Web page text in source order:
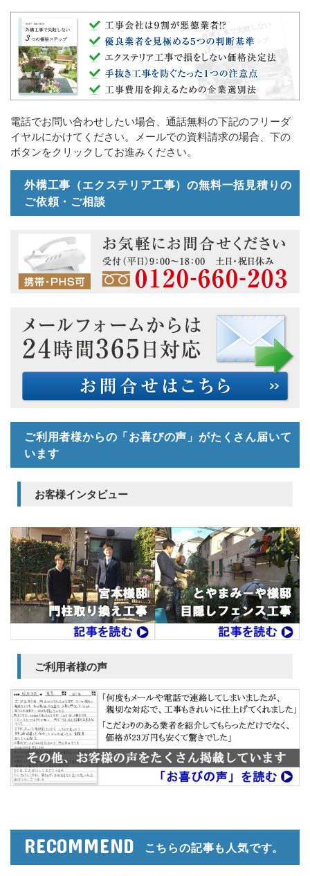
電話でお問い合わせしたい場合、通話無料の下記のフリーダ
イヤルにかけてください。メールでの資料請求の場合、下の
ボタンをクリックしてお進みください。
外構工事（エクステリア工事）の無料一括見積りの
ご依頼・ご相談
ご利用者様からの「お喜びの声」がたくさん届いて
います
お客様インタビュー
ご利用者様の声
RECOMMEND こちらの記事も人気です。